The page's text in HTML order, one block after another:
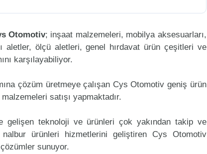
Otomotiv; inşaat malzemeleri, mobilya aksesuarları,
aletler, ölçü aletleri, genel hırdavat ürün çeşitleri ve
karşılayabiliyor.
çözüm üretmeye çalışan Cys Otomotiv geniş ürün
satışı yapmaktadır.
gelişen teknoloji ve ürünleri çok yakından takip ve
ürünleri hizmetlerini geliştiren Cys Otomotiv
sunuyor.